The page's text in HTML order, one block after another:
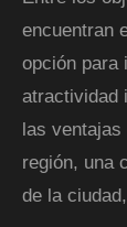
encuentran
opción para
atractividad
las
región, una
de la